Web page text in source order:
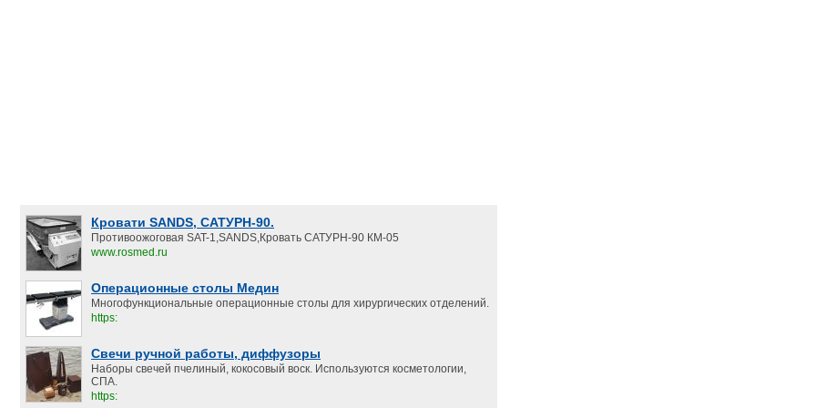
Кровати SANDS, САТУРН-90.
Противоожоговая SAT-1,SANDS,Кровать САТУРН-90 КМ-05
www.rosmed.ru
Операционные столы Медин
Многофункциональные операционные столы для хирургических отделений.
https:
Свечи ручной работы, диффузоры
Наборы свечей пчелиный, кокосовый воск. Используются косметологии,
СПА.
https: